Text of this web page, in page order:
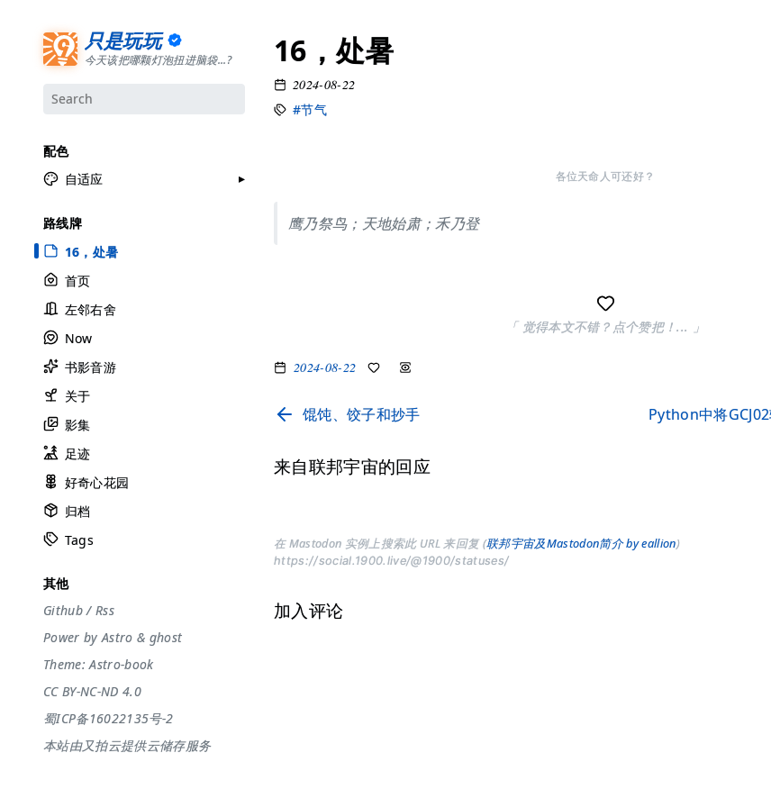
只是玩玩
今天该把哪颗灯泡扭进脑袋...?
配色
自适应
极夜黑
雅余黄
昱行粉
她的蓝
莫比乌斯
香草绿
自适应
路线牌
16，处暑
首页
左邻右舍
Now
书影音游
关于
影集
足迹
好奇心花园
归档
Tags
其他
Github/ Rss
Power byAstro & ghost
Theme:Astro-book
CC BY-NC-ND 4.0
蜀ICP备16022135号-2
本站由又拍云提供云储存服务
16，处暑
2024-08-22
#节气
各位天命人可还好？
鹰乃祭鸟；天地始肃；禾乃登
「 觉得本文不错？点个赞把！... 」
2024-08-22
馄饨、饺子和抄手 Python中将
来自联邦宇宙的回应
在 Mastodon 实例上搜索此 URL 来回复 (联邦宇宙及Mastodon简介 by eallion)
https://social.1900.live/@1900/statuses/
加入评论